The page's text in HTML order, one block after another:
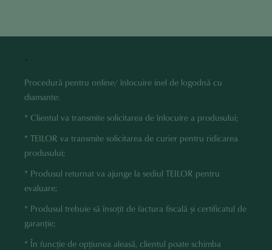
*
Procedură pentru online/ înlocuire inel de logodnă cu
diamante:
* Clientul va transmite solicitarea de înlocuire a produsului;
* TEILOR va transmite solicitarea de curier pentru ridicarea
produsului;
* Produsul returnat va ajunge la sediul TEILOR pentru
evaluare;
* Produsul trebuie să însoțit de factura fiscală și certificatul de
garanție;
* În funcție de opțiunea aleasă, clientul poate schimba